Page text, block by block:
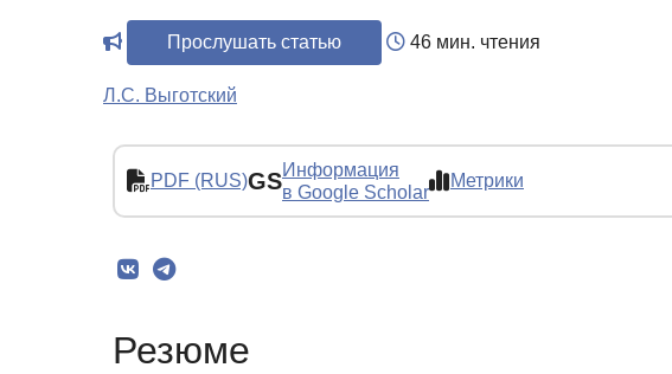
Прослушать статью 46 мин. чтения
Л.С. Выготский
PDF (RUS)GSИнформация
в Google Scholar
Метрики
Резюме